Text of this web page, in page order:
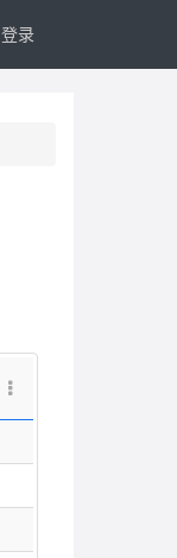
登录